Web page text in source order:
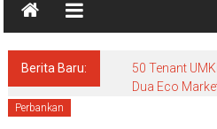
Berita Baru:
50 Tenant
Dua Eco
Perbankan